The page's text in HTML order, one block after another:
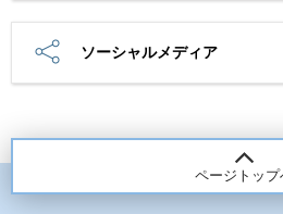
ソーシャルメディア
ページトップ